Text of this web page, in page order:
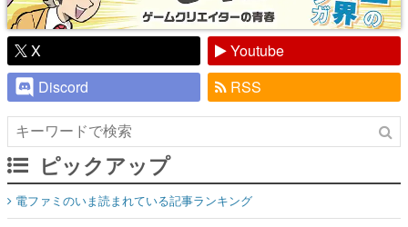
X
Youtube
Discord
RSS
ピックアップ
電ファミのいま読まれている記事ランキング